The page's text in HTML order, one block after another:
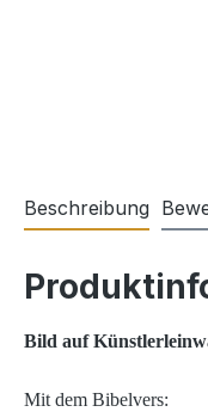
Beschreibung
Bild auf
Mit dem Bibelvers: